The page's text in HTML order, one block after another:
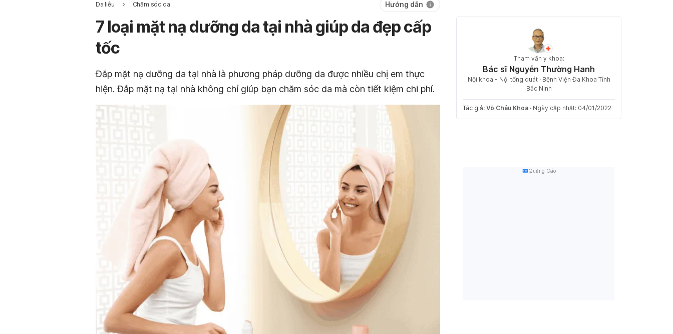
Da liễu Chăm sóc da Hướng dẫn
7 loại mặt nạ dưỡng da tại nhà giúp da đẹp cấp
tốc
Đắp mặt nạ dưỡng da tại nhà là phương pháp dưỡng da được nhiều chị em thực
hiện. Đắp mặt nạ tại nhà không chỉ giúp bạn chăm sóc da mà còn tiết kiệm chi phí.
Tham vấn y khoa:
Bác sĩ Nguyễn Thường Hanh
Nội khoa - Nội tổng quát · Bệnh Viện Đa Khoa Tỉnh
Bắc Ninh
Tác giả: Võ Châu Khoa · Ngày cập nhật: 04/01/2022
Quảng Cáo